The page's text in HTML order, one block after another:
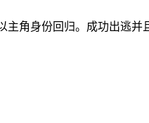
角身份回归。成功出逃并